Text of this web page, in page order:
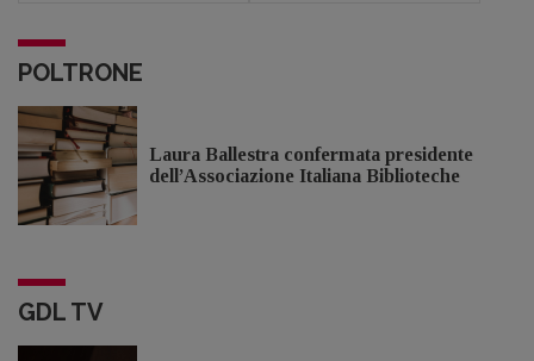
POLTRONE
Laura Ballestra confermata presidente
dell’Associazione Italiana Biblioteche
GDL TV